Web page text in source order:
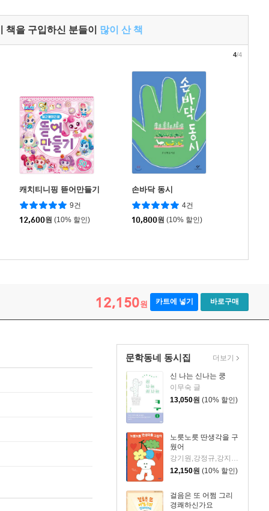
책을 구입하신 분들이 많이 산 책
캐치티니핑 뜯어만들기
9건
12,600원 (10% 할인)
손바닥 동시
4건
10,800원 (10% 할인)
4/4
12,150원 카트에 넣기 바로구매
문학동네 동시집
신 나는 신나는 쿵
이무숙 글
13,050원 (10% 할인)
노릇노릇 딴생각을 구
웠어
12,150원 (10% 할인)
걸음은 또 어쩜 그리
경쾌하신가요
더보기